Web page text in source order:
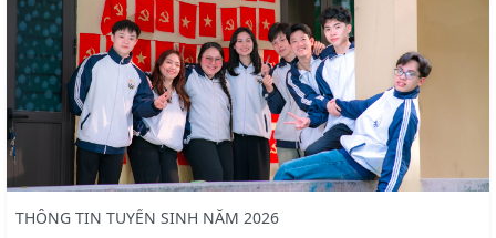
THÔNG TIN TUYỂN SINH NĂM 2026